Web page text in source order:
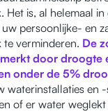
Het is, al helemaal in
persoonlijke- en
verminderen. De
door droogte
onder de 5%
waterinstallaties en
of er water